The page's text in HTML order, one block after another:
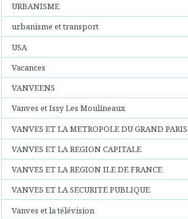
URBANISME
urbanisme et transport
USA
Vacances
VANVEENS
Vanves et Issy Les Moulineaux
VANVES ET LA METROPOLE DU GRAND PARIS
VANVES ET LA REGION CAPITALE
VANVES ET LA REGION ILE DE FRANCE
VANVES ET LA SECURITE PUBLIQUE
Vanves et la télévision